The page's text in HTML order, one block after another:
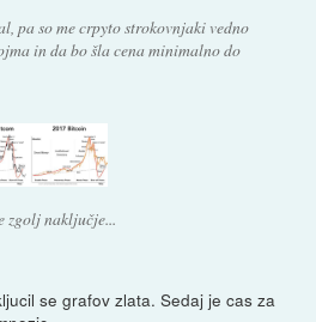
pa so me crpyto strokovnjaki vedno
in da bo šla cena minimalno do
zgolj naključje...
se grafov zlata. Sedaj je cas za